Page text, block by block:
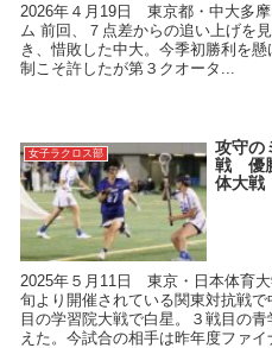
2026年４月19日 東京都・中大多
ム 前回、７点差からの追い上げを
き、惜敗した中大。今季初勝利を
制こそ許したが第３クオータ...
女子ラクロス部
攻守の
戦 優
体大戦
2025年５月11日 東京・日本体育
旬より開催されている関東対抗戦
目の学習院大戦で白星。３戦目の
えた。今試合の相手は昨年度ファイ